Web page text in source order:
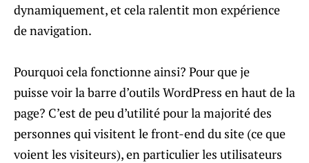
dynamiquement, et cela ralentit mon expérience
de navigation.
Pourquoi cela fonctionne ainsi? Pour que je
puisse voir la barre d’outils WordPress en haut de la
page? C’est de peu d’utilité pour la majorité des
personnes qui visitent le front-end du site (ce que
voient les visiteurs), en particulier les utilisateurs